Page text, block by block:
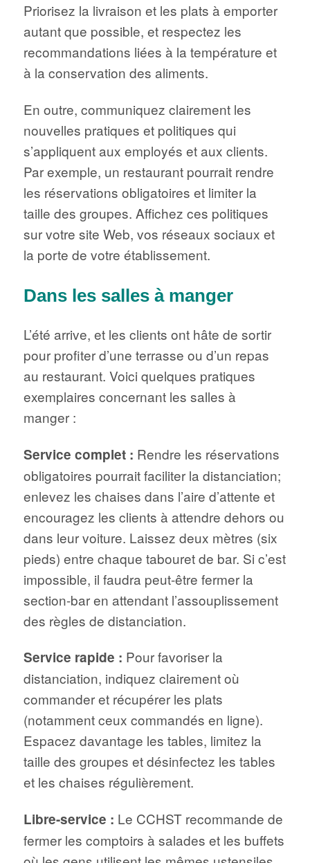
Priorisez la livraison et les plats à emporter
autant que possible, et respectez les
recommandations liées à la température et
à la conservation des aliments.
En outre, communiquez clairement les
nouvelles pratiques et politiques qui
s’appliquent aux employés et aux clients.
Par exemple, un restaurant pourrait rendre
les réservations obligatoires et limiter la
taille des groupes. Affichez ces politiques
sur votre site Web, vos réseaux sociaux et
la porte de votre établissement.
Dans les salles à manger
L’été arrive, et les clients ont hâte de sortir
pour profiter d’une terrasse ou d’un repas
au restaurant. Voici quelques pratiques
exemplaires concernant les salles à
manger :
Service complet : Rendre les réservations
obligatoires pourrait faciliter la distanciation;
enlevez les chaises dans l’aire d’attente et
encouragez les clients à attendre dehors ou
dans leur voiture. Laissez deux mètres (six
pieds) entre chaque tabouret de bar. Si c’est
impossible, il faudra peut-être fermer la
section-bar en attendant l’assouplissement
des règles de distanciation.
Service rapide : Pour favoriser la
distanciation, indiquez clairement où
commander et récupérer les plats
(notamment ceux commandés en ligne).
Espacez davantage les tables, limitez la
taille des groupes et désinfectez les tables
et les chaises régulièrement.
Libre-service : Le CCHST recommande de
fermer les comptoirs à salades et les buffets